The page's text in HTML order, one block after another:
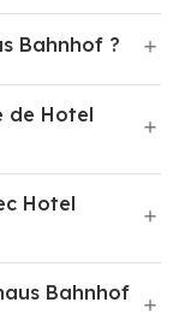
Bahnhof ?
de Hotel
Hotel
Bahnhof